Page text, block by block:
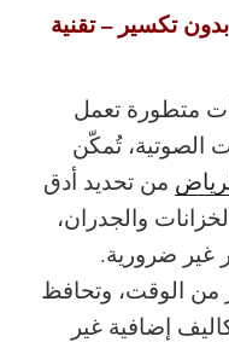
تكسير – تقنية
متطورة تعمل
الصوتية، تُمكّن
من تحديد أدق
والجدران،
غير ضرورية.
من الوقت، وتحافظ
إضافية غير